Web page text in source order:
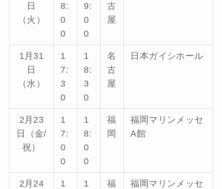
日
（火）
8:
0
0
9:
0
0
古
屋
1月31
日
（水）
1
7:
3
0
1
8:
3
0
名
古
屋
日本ガイシホール
2月23
日（金/
祝）
1
7:
0
0
1
8:
0
0
福
岡
福岡マリンメッセ
A館
2月24
1
1
福
福岡マリンメッセ